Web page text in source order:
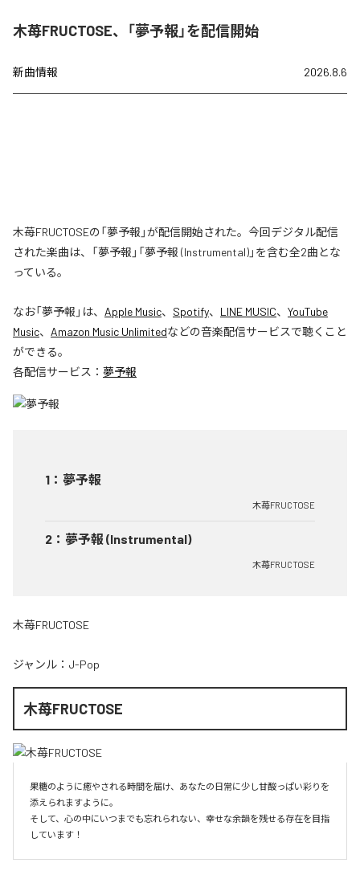
木苺FRUCTOSE、「夢予報」を配信開始
新曲情報 2026.8.6
木苺FRUCTOSEの「夢予報」が配信開始された。今回デジタル配信
された楽曲は、「夢予報」「夢予報 (Instrumental)」を含む全2曲とな
っている。
なお「夢予報 」は、 Apple Music、 Spotify、 LINE MUSIC、 YouTube
Music、 Amazon Music Unlimitedなどの音楽配信サービスで聴くこと
ができる。
各配信サービス： 夢予報
1 ： 夢予報
木苺FRUCTOSE
2 ： 夢予報 (Instrumental)
木苺FRUCTOSE
木苺FRUCTOSE
ジャンル： J-Pop
木苺FRUCTOSE
果糖のように癒やされる時間を届け、あなたの日常に少し甘酸っぱい彩りを
添えられますように。
そして、心の中にいつまでも忘れられない、幸せな余韻を残せる存在を目指
しています！